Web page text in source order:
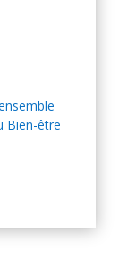
Bien-être